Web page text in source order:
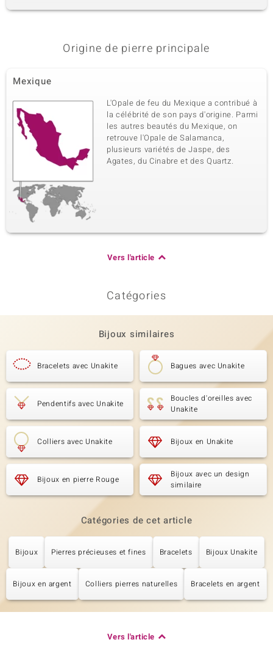
4ème pierre
Taille de la pierre
Origine
Origine de pierre principale
Mexique
L'Opale de feu du Mexique a contribué à
la célébrité de son pays d'origine. Parmi
les autres beautés du Mexique, on
retrouve l'Opale de Salamanca,
plusieurs variétés de Jaspe, des
Agates, du Cinabre et des Quartz.
Vers l'article
Catégories
Bijoux similaires
Bracelets avec Unakite Bagues avec Unakite
Pendentifs avec Unakite
Boucles d'oreilles avec
Unakite
Colliers avec Unakite Bijoux en Unakite
Bijoux en pierre Rouge
Bijoux avec un design
similaire
Catégories de cet article
Bijoux Pierres précieuses et fines Bracelets Bijoux Unakite
Bijoux en argent Colliers pierres naturelles Bracelets en argent
Vers l'article